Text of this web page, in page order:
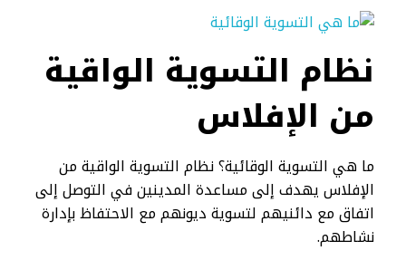
نظام التسوية الواقية
من الإفلاس
ما هي التسوية الوقائية؟ نظام التسوية الواقية من
الإفلاس يهدف إلى مساعدة المدينين في التوصل إلى
اتفاق مع دائنيهم لتسوية ديونهم مع الاحتفاظ بإدارة
نشاطهم.